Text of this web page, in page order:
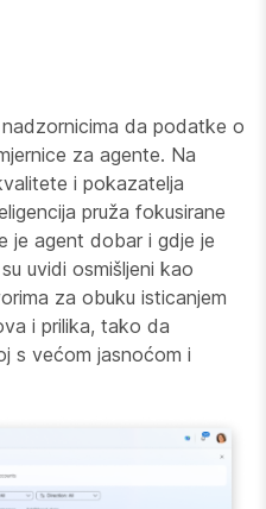
da podatke o
za agente. Na
i pokazatelja
pruža fokusirane
je agent dobar i gdje je
uvidi osmišljeni kao
za obuku isticanjem
i prilika, tako da
s većom jasnoćom i